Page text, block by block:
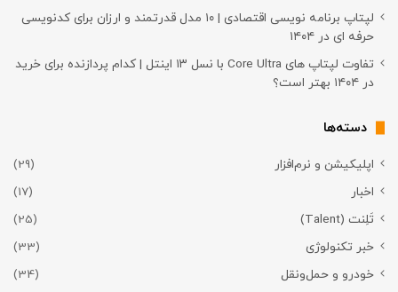
لپتاپ برنامه نویسی اقتصادی | ۱۰ مدل قدرتمند و ارزان برای کدنویسی
حرفه ای در ۱۴۰۴
تفاوت لپتاپ های Core Ultra با نسل ۱۳ اینتل | کدام پردازنده برای خرید
در ۱۴۰۴ بهتر است؟
دسته‌ها
اپلیکیشن و نرم‌افزار
(29)
اخبار
(17)
تَلِنت (Talent)
(25)
خبر تکنولوژی
(33)
خودرو و حمل‌و‌نقل
(34)